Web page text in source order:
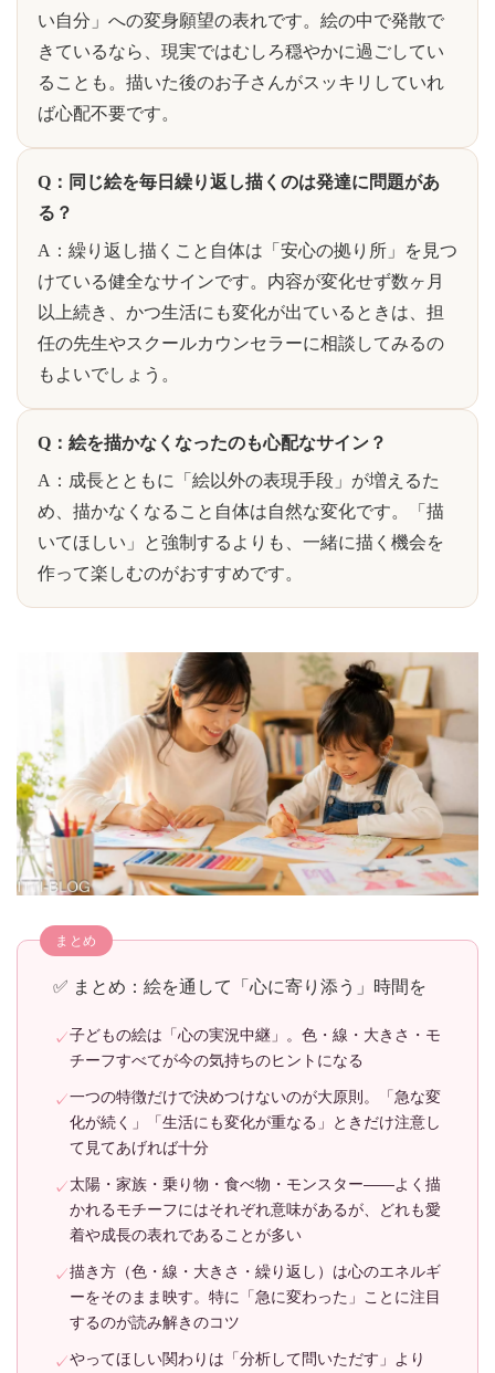
い自分」への変身願望の表れです。絵の中で発散で
きているなら、現実ではむしろ穏やかに過ごしてい
ることも。描いた後のお子さんがスッキリしていれ
ば心配不要です。
Q：同じ絵を毎日繰り返し描くのは発達に問題があ
る？
A：繰り返し描くこと自体は「安心の拠り所」を見つ
けている健全なサインです。内容が変化せず数ヶ月
以上続き、かつ生活にも変化が出ているときは、担
任の先生やスクールカウンセラーに相談してみるの
もよいでしょう。
Q：絵を描かなくなったのも心配なサイン？
A：成長とともに「絵以外の表現手段」が増えるた
め、描かなくなること自体は自然な変化です。「描
いてほしい」と強制するよりも、一緒に描く機会を
作って楽しむのがおすすめです。
✅ まとめ：絵を通して「心に寄り添う」時間を
子どもの絵は「心の実況中継」。色・線・大きさ・モ
チーフすべてが今の気持ちのヒントになる
一つの特徴だけで決めつけないのが大原則。「急な変
化が続く」「生活にも変化が重なる」ときだけ注意し
て見てあげれば十分
太陽・家族・乗り物・食べ物・モンスター——よく描
かれるモチーフにはそれぞれ意味があるが、どれも愛
着や成長の表れであることが多い
描き方（色・線・大きさ・繰り返し）は心のエネルギ
ーをそのまま映す。特に「急に変わった」ことに注目
するのが読み解きのコツ
やってほしい関わりは「分析して問いただす」より